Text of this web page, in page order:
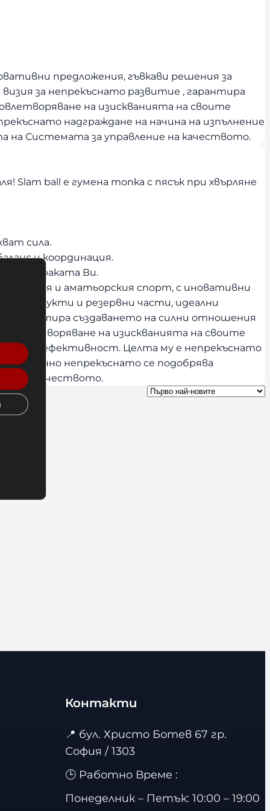
предложения, гъвкави решения за
за непрекъснато развитие , гарантира
на изискванията на своите
надграждане на начина на изпълнение
Системата за управление на качеството.
Slam ball е гумена топка с пясък при хвърляне
сила.
и координация.
и краката Ви.
и аматьорския спорт, с иновативни
от продукти и резервни части, идеални
, гарантира създаването на силни отношения
на изискванията на своите
и ефективност. Целта му е непрекъснато
непрекъснато се подобрява
на качеството.
Контакти
📍 бул. Христо Ботев 67 гр.
София / 1303
🕒 Работно Време :
Понеделник – Петък: 10:00 – 19:00